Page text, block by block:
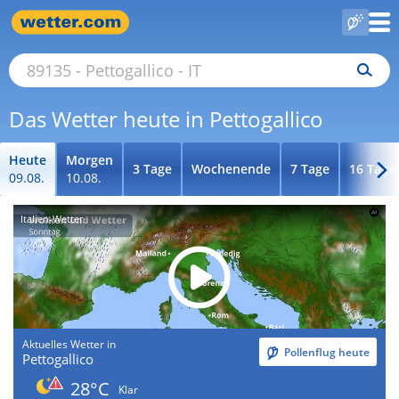
Das Wetter heute in Pettogallico
Heute
09.08.
Morgen
10.08.
3 Tage Wochenende 7 Tage 16 Tage
Italien-Wetter
Aktuelles Wetter in
Pettogallico Pollenflug heute
28°C
Klar